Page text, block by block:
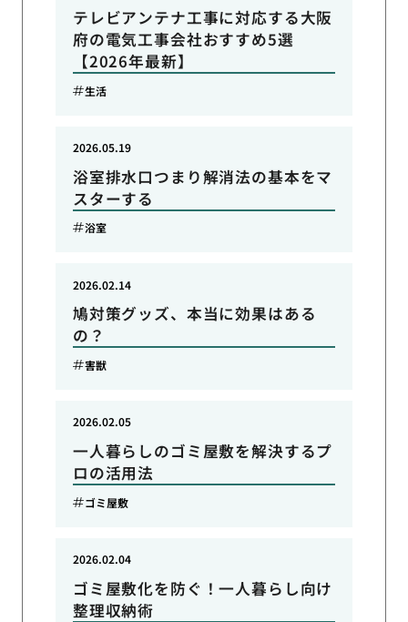
テレビアンテナ工事に対応する大阪
府の電気工事会社おすすめ5選
【2026年最新】
生活
浴室排水口つまり解消法の基本をマ
スターする
2026.05.19
浴室
鳩対策グッズ、本当に効果はある
の？
2026.02.14
害獣
一人暮らしのゴミ屋敷を解決するプ
ロの活用法
2026.02.05
ゴミ屋敷
ゴミ屋敷化を防ぐ！一人暮らし向け
整理収納術
2026.02.04